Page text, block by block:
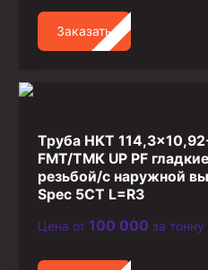
Заказать
Труба НКТ
FMT/ТМК UP PF
резьбой/с наружной
Spec 5CT L=R3
Цена от 100 000 за тонну